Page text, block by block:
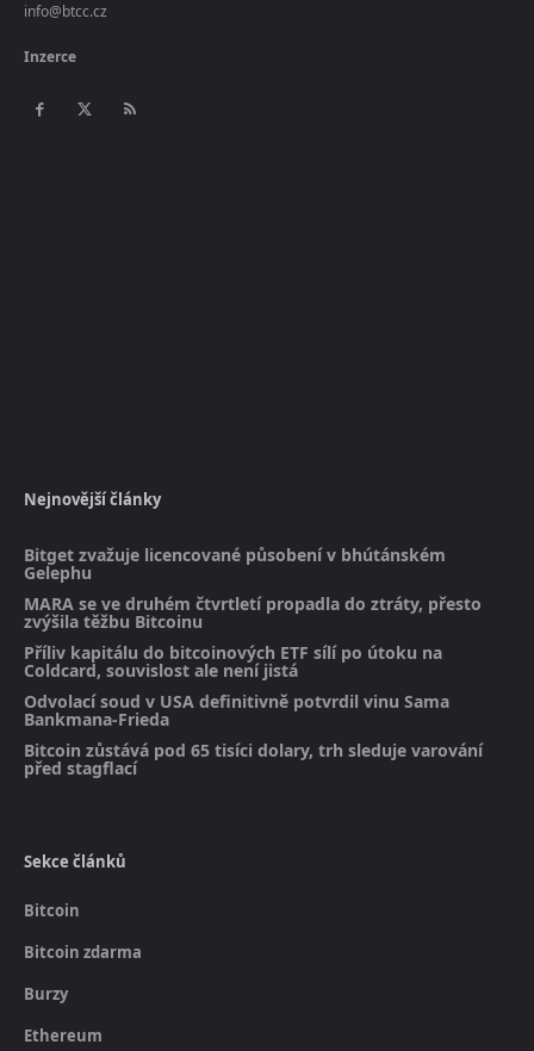
info@btcc.cz
Inzerce
Nejnovější články
Bitget zvažuje licencované působení v bhútánském
Gelephu
MARA se ve druhém čtvrtletí propadla do ztráty, přesto
zvýšila těžbu Bitcoinu
Příliv kapitálu do bitcoinových ETF sílí po útoku na
Coldcard, souvislost ale není jistá
Odvolací soud v USA definitivně potvrdil vinu Sama
Bankmana-Frieda
Bitcoin zůstává pod 65 tisíci dolary, trh sleduje varování
před stagflací
Sekce článků
Bitcoin
Bitcoin zdarma
Burzy
Ethereum